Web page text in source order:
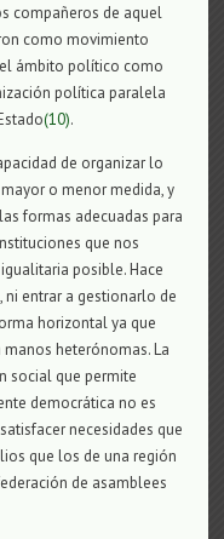
compañeros de aquel
como movimiento
ámbito político como
política paralela
(10).
de organizar lo
o menor medida, y
formas adecuadas para
que nos
posible. Hace
entrar a gestionarlo de
horizontal ya que
heterónomas. La
social que permite
democrática no es
necesidades que
que los de una región
de asamblees